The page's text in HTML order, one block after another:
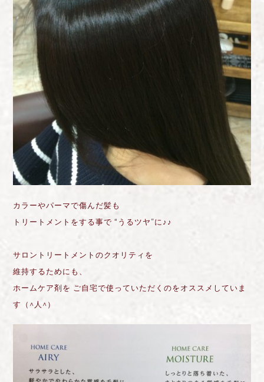
カラーやパーマで傷んだ髪も
トリートメントをする事で “うるツヤ”に♪♪
サロントリートメントのクオリティを
維持するためにも、
ホームケア剤を ご自宅で使っていただくのをオススメしていま
す（^人^）